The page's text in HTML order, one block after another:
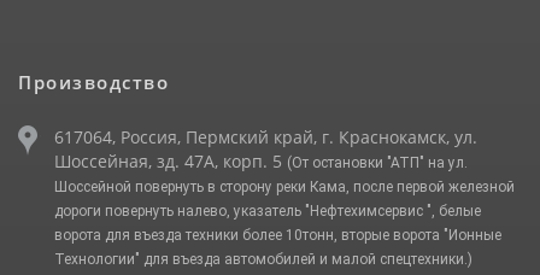
Производство
617064, Россия, Пермский край, г. Краснокамск, ул.
Шоссейная, зд. 47А, корп. 5 (От остановки "АТП" на ул.
Шоссейной повернуть в сторону реки Кама, после первой железной
дороги повернуть налево, указатель "Нефтехимсервис ", белые
ворота для въезда техники более 10тонн, вторые ворота "Ионные
Технологии" для въезда автомобилей и малой спецтехники.)